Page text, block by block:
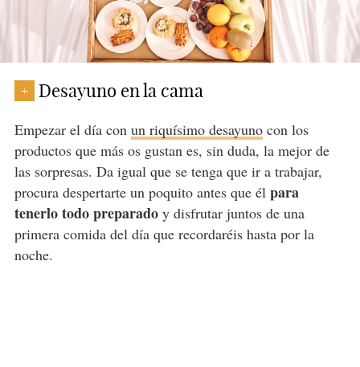
+ Desayuno en la cama
Empezar el día con un riquísimo desayunocon los
productos que más os gustan es, sin duda, la mejor de
las sorpresas. Da igual que se tenga que ir a trabajar,
procura despertarte un poquito antes que él para
tenerlo todo preparadoy disfrutar juntos de una
primera comida del día que recordaréis hasta por la
noche.